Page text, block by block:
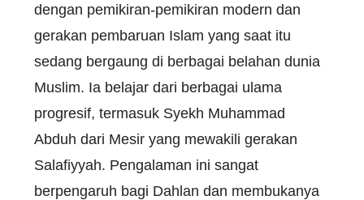
dengan pemikiran-pemikiran modern dan
gerakan pembaruan Islam yang saat itu
sedang bergaung di berbagai belahan dunia
Muslim. Ia belajar dari berbagai ulama
progresif, termasuk Syekh Muhammad
Abduh dari Mesir yang mewakili gerakan
Salafiyyah. Pengalaman ini sangat
berpengaruh bagi Dahlan dan membukanya